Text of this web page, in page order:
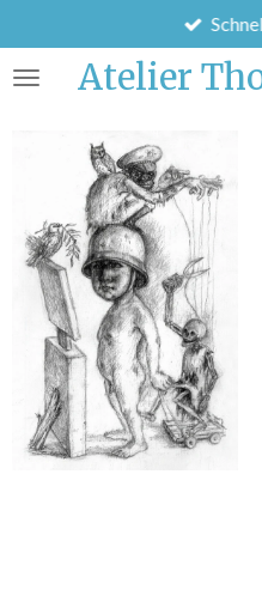
Hauptinhalt
springenAtelier